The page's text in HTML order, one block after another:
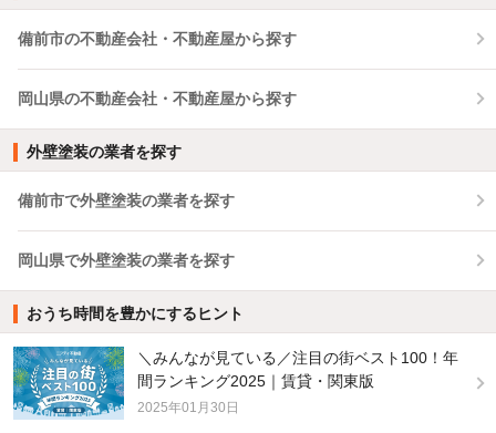
備前市の不動産会社・不動産屋から探す
岡山県の不動産会社・不動産屋から探す
外壁塗装の業者を探す
備前市で外壁塗装の業者を探す
岡山県で外壁塗装の業者を探す
おうち時間を豊かにするヒント
＼みんなが見ている／注目の街ベスト100！年
間ランキング2025｜賃貸・関東版
2025年01月30日